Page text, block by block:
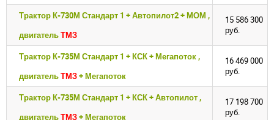
Трактор К-730М Стандарт 1 + Автопилот2 + МОМ ,
двигательТМЗ
15 586 300
руб.
Трактор К-735М Стандарт 1 + КСК + Мегапоток ,
двигательТМЗ+ Мегапоток
16 469 000
руб.
Трактор К-735М Стандарт 1 + КСК + Автопилот ,
двигательТМЗ+ Мегапоток
17 198 700
руб.